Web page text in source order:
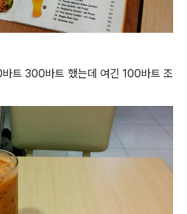
트 300바트 했는데 여긴 100바트 조